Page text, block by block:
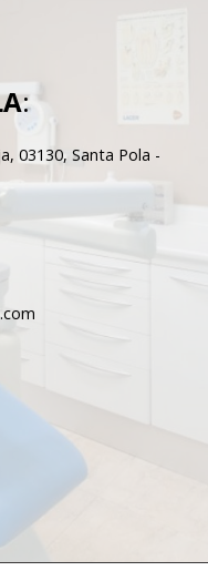
:
03130, Santa Pola -